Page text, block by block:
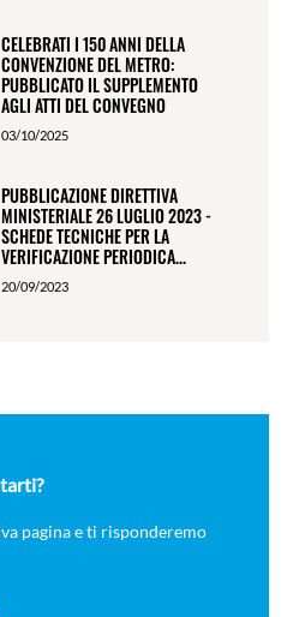
CELEBRATI I 150 ANNI DELLA
CONVENZIONE DEL METRO:
PUBBLICATO IL SUPPLEMENTO
AGLI ATTI DEL CONVEGNO
03/10/2025
PUBBLICAZIONE DIRETTIVA
MINISTERIALE 26 LUGLIO 2023 -
SCHEDE TECNICHE PER LA
VERIFICAZIONE PERIODICA...
20/09/2023
pagina e ti risponderemo